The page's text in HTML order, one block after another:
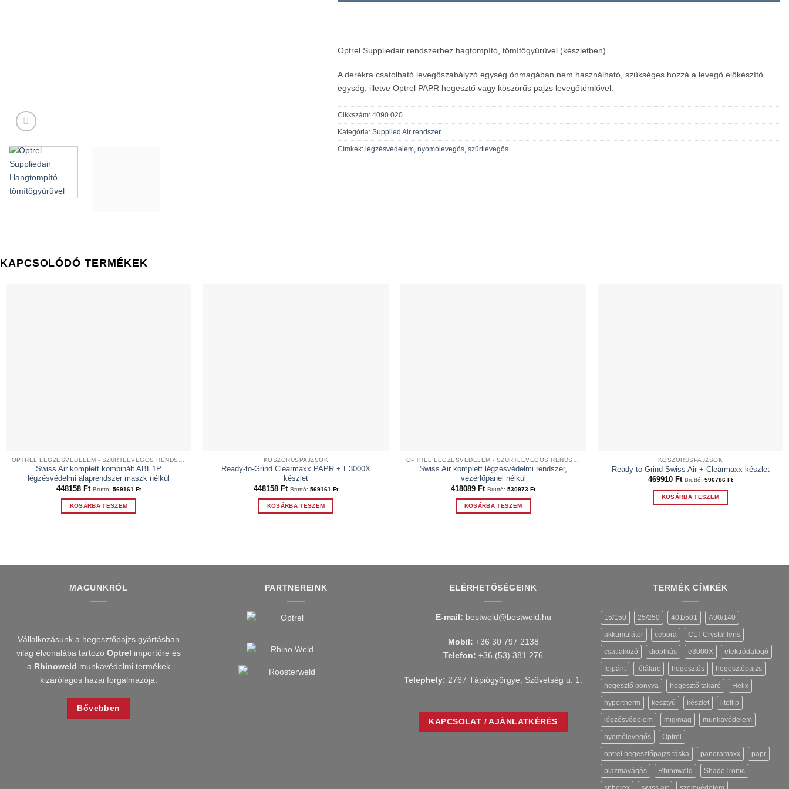
Optrel Suppliedair rendszerhez hagtompító, tömítőgyűrűvel (készletben).
A derékra csatolható levegőszabályzó egység önmagában nem használható, szükséges hozzá a levegő előkészítő
egység, illetve Optrel PAPR hegesztő vagy köszörűs pajzs levegőtömlővel.
Cikkszám: 4090.020
Kategória: Supplied Air rendszer
Címkék: légzésvédelem nyomólevegős szűrtlevegős
KAPCSOLÓDÓ TERMÉKEK
Swiss Air komplett kombinált ABE1P
légzésvédelmi alaprendszer maszk nélkül
448158 Ft Bruttó: 569161 Ft
KOSÁRBA TESZEM
KÖSZÖRŰSPAJZSOK
Ready-to-Grind Clearmaxx PAPR + E3000X
készlet
448158 Ft Bruttó: 569161 Ft
KOSÁRBA TESZEM
Swiss Air komplett légzésvédelmi rendszer,
vezérlőpanel nélkül
418089 Ft Bruttó: 530973 Ft
KOSÁRBA TESZEM
KÖSZÖRŰSPAJZSOK
Ready-to-Grind Swiss Air + Clearmaxx készlet
469910 Ft Bruttó: 596786 Ft
KOSÁRBA TESZEM
MAGUNKRÓL
Vállalkozásunk a hegesztőpajzs gyártásban
világ élvonalába tartozó Optrel importőre és
a Rhinoweld munkavédelmi termékek
kizárólagos hazai forgalmazója.
Bővebben
PARTNEREINK ELÉRHETŐSÉGEINK
E-mail: bestweld@bestweld.hu
Mobil: +36 30 797 2138
Telefon: +36 (53) 381 276
Telephely: 2767 Tápiógyörgye, Szövetség u. 1.
KAPCSOLAT / AJÁNLATKÉRÉS
TERMÉK CÍMKÉK
15/150 25/250 401/501 A90/140
akkumulátor cebora CLT Crystal lens
csatlakozó dioptriás e3000X elektródafogó
fejpánt félálarc hegesztés hegesztőpajzs
hegesztő ponyva hegesztő takaró Helix
hypertherm kesztyű készlet liteflip
légzésvédelem mig/mag munkavédelem
nyomólevegős Optrel
optrel hegesztőpajzs táska panoramaxx papr
plazmavágás Rhinoweld ShadeTronic